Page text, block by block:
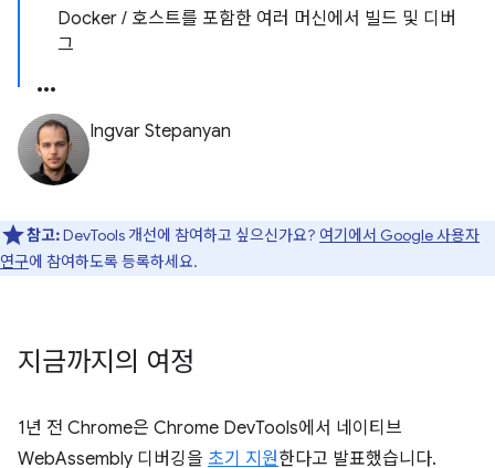
Docker / 호스트를 포함한 여러 머신에서 빌드 및 디버
그
Ingvar Stepanyan
참고:DevTools 개선에 참여하고 싶으신가요? 여기에서 Google 사용자
연구에 참여하도록 등록하세요.
지금까지의 여정
1년 전 Chrome은 Chrome DevTools에서 네이티브
WebAssembly 디버깅을 초기 지원한다고 발표했습니다.